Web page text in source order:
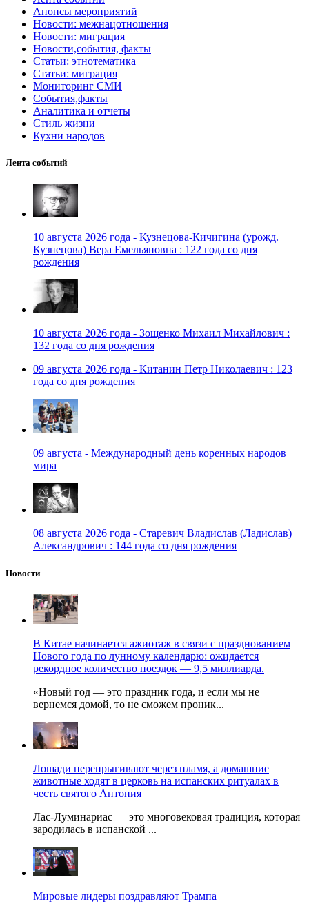
Анонсы мероприятий
Новости: межнацотношения
Новости: миграция
Новости,события, факты
Статьи: этнотематика
Статьи: миграция
Мониторинг СМИ
События,факты
Аналитика и отчеты
Стиль жизни
Кухни народов
Лента событий
10 августа 2026 года - Кузнецова-Кичигина (урожд.
Кузнецова) Вера Емельяновна : 122 года со дня
рождения
10 августа 2026 года - Зощенко Михаил Михайлович :
132 года со дня рождения
09 августа 2026 года - Китанин Петр Николаевич : 123
года со дня рождения
09 августа - Международный день коренных народов
мира
08 августа 2026 года - Старевич Владислав (Ладислав)
Александрович : 144 года со дня рождения
Новости
В Китае начинается ажиотаж в связи с празднованием
Нового года по лунному календарю: ожидается
рекордное количество поездок — 9,5 миллиарда.
«Новый год — это праздник года, и если мы не
вернемся домой, то не сможем проник...
Лошади перепрыгивают через пламя, а домашние
животные ходят в церковь на испанских ритуалах в
честь святого Антония
Лас-Луминариас — это многовековая традиция, которая
зародилась в испанской ...
Мировые лидеры поздравляют Трампа